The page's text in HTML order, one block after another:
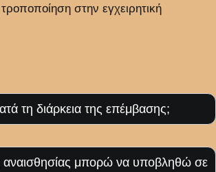
στην εγχειρητική
τη διάρκεια της επέμβασης;
αναισθησίας μπορώ να υποβληθώ σε